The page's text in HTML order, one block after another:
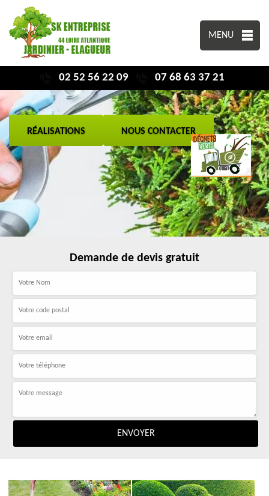
MENU
02 52 56 22 09 07 68 63 37 21
RÉALISATIONS NOUS CONTACTER
Demande de devis gratuit